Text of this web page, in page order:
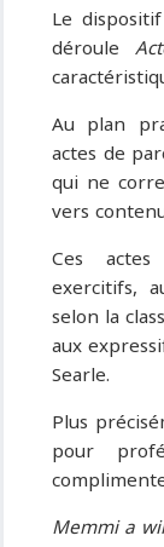
Le
déroule
Au plan
actes de
qui ne
vers
Ces
exercitifs,
selon la
aux
Searle.
Plus
pour
Memmi a